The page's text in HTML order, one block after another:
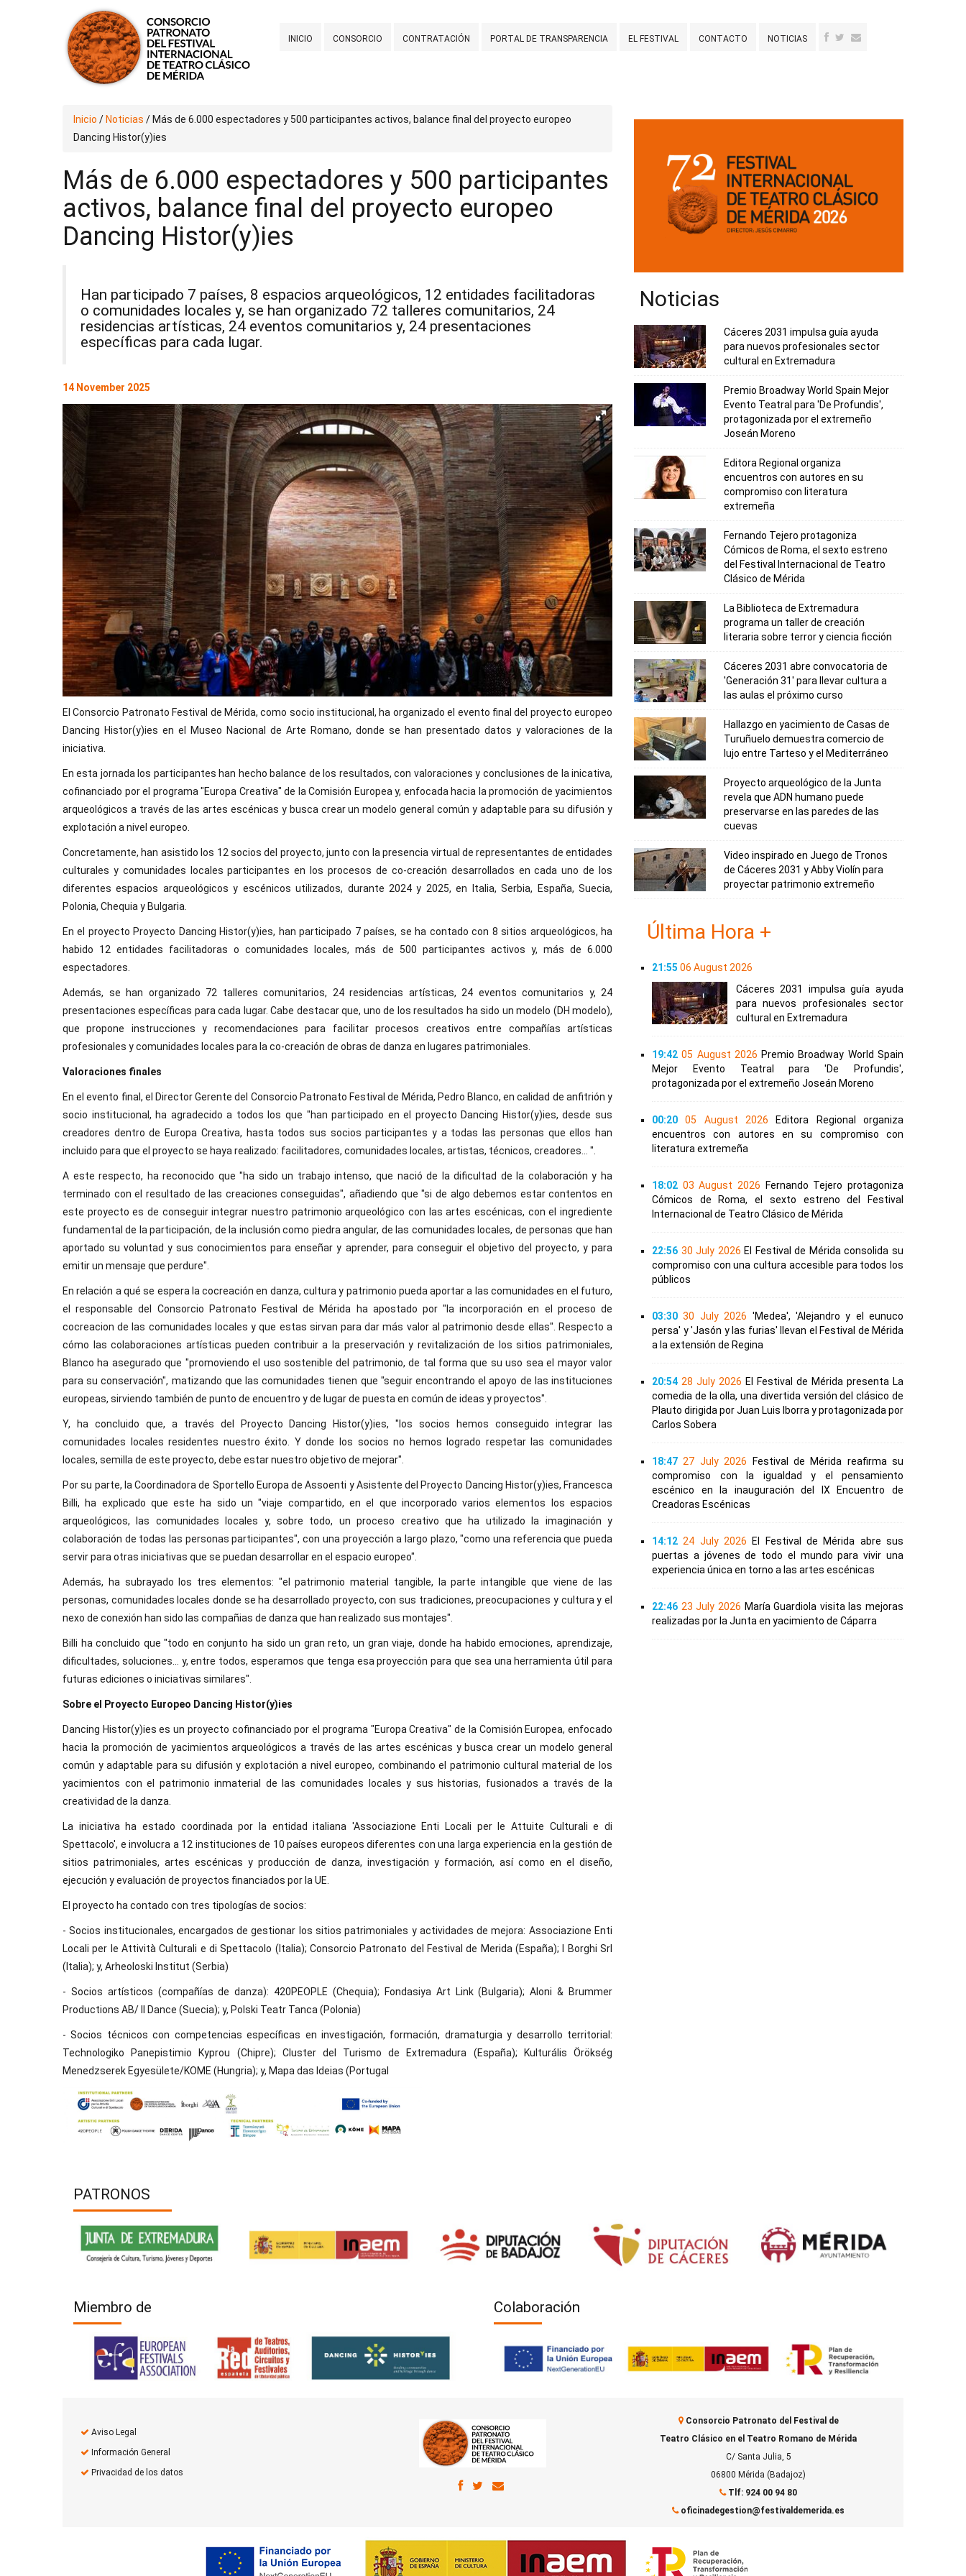
INICIO CONSORCIO CONTRATACIÓN PORTAL DE TRANSPARENCIA EL FESTIVAL CONTACTO NOTICIAS
Inicio / Noticias / Más de 6.000 espectadores y 500 participantes activos, balance final del proyecto europeo
Dancing Histor(y)ies
Más de 6.000 espectadores y 500 participantes
activos, balance final del proyecto europeo
Dancing Histor(y)ies
Han participado 7 países, 8 espacios arqueológicos, 12 entidades facilitadoras
o comunidades locales y, se han organizado 72 talleres comunitarios, 24
residencias artísticas, 24 eventos comunitarios y, 24 presentaciones
específicas para cada lugar.
14 November 2025
El Consorcio Patronato Festival de Mérida, como socio institucional, ha organizado el evento final del proyecto europeo
Dancing Histor(y)ies en el Museo Nacional de Arte Romano, donde se han presentado datos y valoraciones de la
iniciativa.
En esta jornada los participantes han hecho balance de los resultados, con valoraciones y conclusiones de la inicativa,
cofinanciado por el programa "Europa Creativa" de la Comisión Europea y, enfocada hacia la promoción de yacimientos
arqueológicos a través de las artes escénicas y busca crear un modelo general común y adaptable para su difusión y
explotación a nivel europeo.
Concretamente, han asistido los 12 socios del proyecto, junto con la presencia virtual de representantes de entidades
culturales y comunidades locales participantes en los procesos de co-creación desarrollados en cada uno de los
diferentes espacios arqueológicos y escénicos utilizados, durante 2024 y 2025, en Italia, Serbia, España, Suecia,
Polonia, Chequia y Bulgaria.
En el proyecto Proyecto Dancing Histor(y)ies, han participado 7 países, se ha contado con 8 sitios arqueológicos, ha
habido 12 entidades facilitadoras o comunidades locales, más de 500 participantes activos y, más de 6.000
espectadores.
Además, se han organizado 72 talleres comunitarios, 24 residencias artísticas, 24 eventos comunitarios y, 24
presentaciones específicas para cada lugar. Cabe destacar que, uno de los resultados ha sido un modelo (DH modelo),
que propone instrucciones y recomendaciones para facilitar procesos creativos entre compañías artísticas
profesionales y comunidades locales para la co-creación de obras de danza en lugares patrimoniales.
Valoraciones finales
En el evento final, el Director Gerente del Consorcio Patronato Festival de Mérida, Pedro Blanco, en calidad de anfitrión y
socio institucional, ha agradecido a todos los que "han participado en el proyecto Dancing Histor(y)ies, desde sus
creadores dentro de Europa Creativa, hasta todos sus socios participantes y a todas las personas que ellos han
incluido para que el proyecto se haya realizado: facilitadores, comunidades locales, artistas, técnicos, creadores... ".
A este respecto, ha reconocido que "ha sido un trabajo intenso, que nació de la dificultad de la colaboración y ha
terminado con el resultado de las creaciones conseguidas", añadiendo que "si de algo debemos estar contentos en
este proyecto es de conseguir integrar nuestro patrimonio arqueológico con las artes escénicas, con el ingrediente
fundamental de la participación, de la inclusión como piedra angular, de las comunidades locales, de personas que han
aportado su voluntad y sus conocimientos para enseñar y aprender, para conseguir el objetivo del proyecto, y para
emitir un mensaje que perdure".
En relación a qué se espera la cocreación en danza, cultura y patrimonio pueda aportar a las comunidades en el futuro,
el responsable del Consorcio Patronato Festival de Mérida ha apostado por "la incorporación en el proceso de
cocreacion de las comunidades locales y que estas sirvan para dar más valor al patrimonio desde ellas". Respecto a
cómo las colaboraciones artísticas pueden contribuir a la preservación y revitalización de los sitios patrimoniales,
Blanco ha asegurado que "promoviendo el uso sostenible del patrimonio, de tal forma que su uso sea el mayor valor
para su conservación", matizando que las comunidades tienen que "seguir encontrando el apoyo de las instituciones
europeas, sirviendo también de punto de encuentro y de lugar de puesta en común de ideas y proyectos".
Y, ha concluido que, a través del Proyecto Dancing Histor(y)ies, "los socios hemos conseguido integrar las
comunidades locales residentes nuestro éxito. Y donde los socios no hemos logrado respetar las comunidades
locales, semilla de este proyecto, debe estar nuestro objetivo de mejorar".
Por su parte, la Coordinadora de Sportello Europa de Assoenti y Asistente del Proyecto Dancing Histor(y)ies, Francesca
Billi, ha explicado que este ha sido un "viaje compartido, en el que incorporado varios elementos los espacios
arqueológicos, las comunidades locales y, sobre todo, un proceso creativo que ha utilizado la imaginación y
colaboración de todas las personas participantes", con una proyección a largo plazo, "como una referencia que pueda
servir para otras iniciativas que se puedan desarrollar en el espacio europeo".
Además, ha subrayado los tres elementos: "el patrimonio material tangible, la parte intangible que viene de las
personas, comunidades locales donde se ha desarrollado proyecto, con sus tradiciones, preocupaciones y cultura y el
nexo de conexión han sido las compañias de danza que han realizado sus montajes".
Billi ha concluido que "todo en conjunto ha sido un gran reto, un gran viaje, donde ha habido emociones, aprendizaje,
dificultades, soluciones... y, entre todos, esperamos que tenga esa proyección para que sea una herramienta útil para
futuras ediciones o iniciativas similares".
Sobre el Proyecto Europeo Dancing Histor(y)ies
Dancing Histor(y)ies es un proyecto cofinanciado por el programa "Europa Creativa" de la Comisión Europea, enfocado
hacia la promoción de yacimientos arqueológicos a través de las artes escénicas y busca crear un modelo general
común y adaptable para su difusión y explotación a nivel europeo, combinando el patrimonio cultural material de los
yacimientos con el patrimonio inmaterial de las comunidades locales y sus historias, fusionados a través de la
creatividad de la danza.
La iniciativa ha estado coordinada por la entidad italiana 'Associazione Enti Locali per le Attuite Culturali e di
Spettacolo', e involucra a 12 instituciones de 10 países europeos diferentes con una larga experiencia en la gestión de
sitios patrimoniales, artes escénicas y producción de danza, investigación y formación, así como en el diseño,
ejecución y evaluación de proyectos financiados por la UE.
El proyecto ha contado con tres tipologías de socios:
- Socios institucionales, encargados de gestionar los sitios patrimoniales y actividades de mejora: Associazione Enti
Locali per le Attività Culturali e di Spettacolo (Italia); Consorcio Patronato del Festival de Merida (España); I Borghi Srl
(Italia); y, Arheoloski Institut (Serbia)
- Socios artísticos (compañías de danza): 420PEOPLE (Chequia); Fondasiya Art Link (Bulgaria); Aloni & Brummer
Productions AB/ Il Dance (Suecia); y, Polski Teatr Tanca (Polonia)
- Socios técnicos con competencias específicas en investigación, formación, dramaturgia y desarrollo territorial:
Technologiko Panepistimio Kyprou (Chipre); Cluster del Turismo de Extremadura (España); Kulturális Örökség
Menedzserek Egyesülete/KOME (Hungria); y, Mapa das Ideias (Portugal
Noticias
Cáceres 2031 impulsa guía ayuda
para nuevos profesionales sector
cultural en Extremadura
Premio Broadway World Spain Mejor
Evento Teatral para 'De Profundis',
protagonizada por el extremeño
Joseán Moreno
Editora Regional organiza
encuentros con autores en su
compromiso con literatura
extremeña
Fernando Tejero protagoniza
Cómicos de Roma, el sexto estreno
del Festival Internacional de Teatro
Clásico de Mérida
La Biblioteca de Extremadura
programa un taller de creación
literaria sobre terror y ciencia ficción
Cáceres 2031 abre convocatoria de
'Generación 31' para llevar cultura a
las aulas el próximo curso
Hallazgo en yacimiento de Casas de
Turuñuelo demuestra comercio de
lujo entre Tarteso y el Mediterráneo
Proyecto arqueológico de la Junta
revela que ADN humano puede
preservarse en las paredes de las
cuevas
Video inspirado en Juego de Tronos
de Cáceres 2031 y Abby Violín para
proyectar patrimonio extremeño
Última Hora +
21:55 06 August 2026
Cáceres 2031 impulsa guía ayuda
para nuevos profesionales sector
cultural en Extremadura
19:42 05 August 2026 Premio Broadway World Spain
Mejor Evento Teatral para 'De Profundis',
protagonizada por el extremeño Joseán Moreno
00:20 05 August 2026
Editora Regional organiza
encuentros con autores en su compromiso con
literatura extremeña
18:02 03 August 2026
Fernando Tejero protagoniza
Cómicos de Roma, el sexto estreno del Festival
Internacional de Teatro Clásico de Mérida
22:56 30 July 2026 El Festival de Mérida consolida su
compromiso con una cultura accesible para todos los
públicos
03:30 30 July 2026 'Medea', 'Alejandro y el eunuco
persa' y 'Jasón y las furias' llevan el Festival de Mérida
a la extensión de Regina
20:54 28 July 2026 El Festival de Mérida presenta La
comedia de la olla, una divertida versión del clásico de
Plauto dirigida por Juan Luis Iborra y protagonizada por
Carlos Sobera
18:47 27 July 2026
Festival de Mérida reafirma su
compromiso con la igualdad y el pensamiento
escénico en la inauguración del IX Encuentro de
Creadoras Escénicas
14:12 24 July 2026
El Festival de Mérida abre sus
puertas a jóvenes de todo el mundo para vivir una
experiencia única en torno a las artes escénicas
22:46 23 July 2026 María Guardiola visita las mejoras
realizadas por la Junta en yacimiento de Cáparra
PATRONOS
Miembro de Colaboración
Aviso Legal
Información General
Privacidad de los datos
Consorcio Patronato del Festival de
Teatro Clásico en el Teatro Romano de Mérida
C/ Santa Julia, 5
06800 Mérida (Badajoz)
Tlf: 924 00 94 80
oficinadegestion@festivaldemerida.es